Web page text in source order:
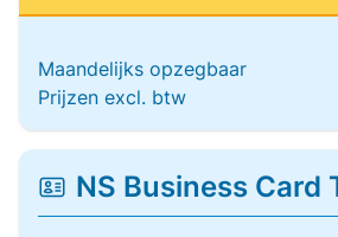
Maandelijks opzegbaar
Prijzen excl. btw
NS Business Card